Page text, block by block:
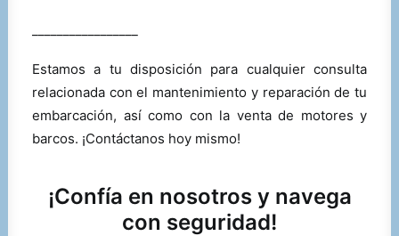
Estamos a tu disposición para cualquier consulta
relacionada con el mantenimiento y reparación de tu
embarcación, así como con la venta de motores y
barcos. ¡Contáctanos hoy mismo!
¡Confía en nosotros y navega
con seguridad!